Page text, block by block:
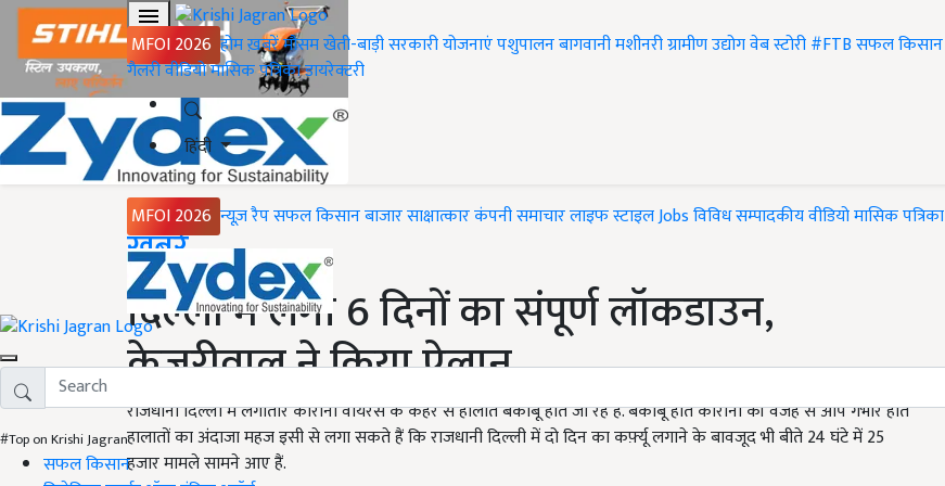
MFOI 2026 होमख़बरेंमौसमखेती-बाड़ीसरकारी योजनाएंपशुपालनबागवानीमशीनरीग्रामीण उद्योगवेब स्टोरी#FTBसफल किसान
गैलरीवीडियोमासिक पत्रिकाडायरेक्टरी
हिंदी
MFOI 2026 न्यूज़ रैपसफल किसानबाजारसाक्षात्कारकंपनी समाचारलाइफ स्टाइलJobsविविधसम्पादकीयवीडियोमासिक पत्रिका
#Top on Krishi Jagran
सफल किसान
Home
ख़बरें
दिल्ली में लगा 6 दिनों का संपूर्ण लॉकडाउन,
केजरीवाल ने किया ऐलान
राजधानी दिल्ली में लगातार कोरोना वायरस के कहर से हालात बेकाबू होते जा रहे हैं. बेकाबू होते कोरोना की वजह से आप गंभीर होते
हालातों का अंदाजा महज इसी से लगा सकते हैं कि राजधानी दिल्ली में दो दिन का कर्फ़्यू लगाने के बावजूद भी बीते 24 घंटे में 25
हजार मामले सामने आए हैं.